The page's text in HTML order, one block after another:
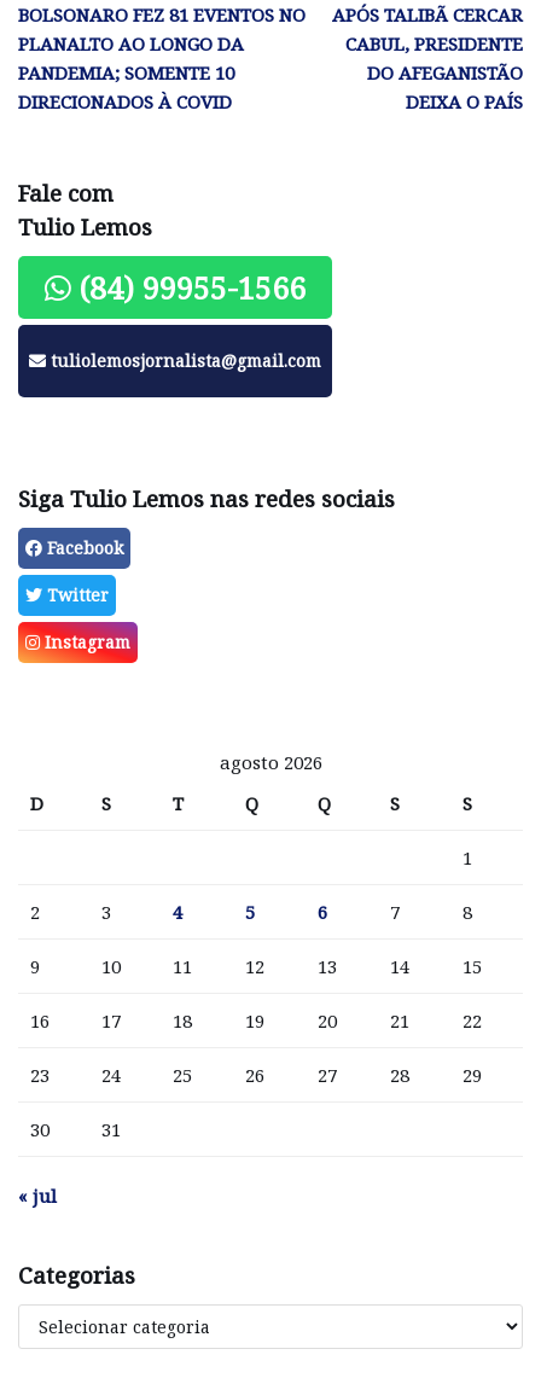
BOLSONARO FEZ 81 EVENTOS NO
PLANALTO AO LONGO DA
PANDEMIA; SOMENTE 10
DIRECIONADOS À COVID
APÓS TALIBÃ CERCAR
CABUL, PRESIDENTE
DO AFEGANISTÃO
DEIXA O PAÍS
Fale com
Tulio Lemos
(84) 99955-1566
tuliolemosjornalista@gmail.com
Siga Tulio Lemos nas redes sociais
Facebook
Twitter
Instagram
agosto 2026
D
S T Q Q S S
1
2 3 4 5 6 7 8
9 10 11 12 13 14 15
16 17 18 19 20 21 22
23 24 25 26 27 28 29
30 31
« jul
Categorias